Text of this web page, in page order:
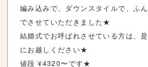
編み込みで、ダウンスタイルで、ふ
でさせていただきました★
結婚式でお呼ばれさせている方は、
にお越しください★
値段 ¥4320〜です★